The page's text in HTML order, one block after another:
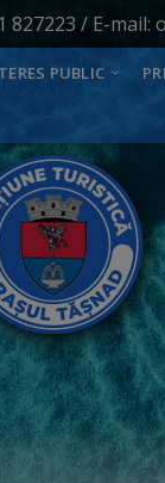
827223 / E-mail:
PUBLIC